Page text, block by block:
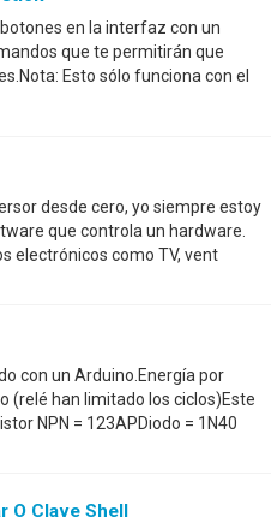
en la interfaz con un
que te permitirán que
Esto sólo funciona con el
desde cero, yo siempre estoy
que controla un hardware.
electrónicos como TV, vent
con un Arduino.Energía por
(relé han limitado los ciclos)Este
NPN = 123APDiodo = 1N40
O Clave Shell